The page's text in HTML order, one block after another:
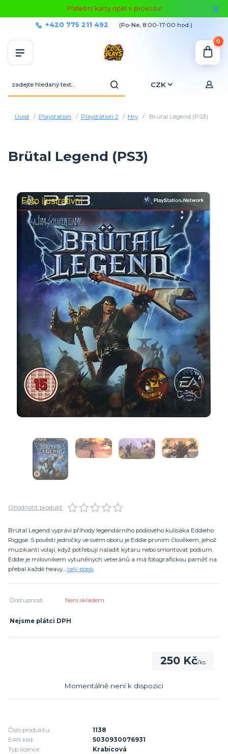
Platební karty opět v provozu!
CZK
+420 775 211 492 (Po-Ne, 8:00-17:00 hod.)
0
Úvod Playstation Playstation 2 Hry Brütal Legend (PS3)
Brütal Legend (PS3)
Ohodnotit produkt
Brütal Legend vypráví příhody legendárního pódiového kulisáka Eddieho
Riggse. S pověstí jedničky ve svém oboru je Eddie prvním člověkem, jehož
muzikanti volají, když potřebují naladit kytaru nebo smontovat pódium.
Eddie je milovníkem vytuněných veteránů a má fotografickou paměť na
přebal každé heavy... celý popis
Dostupnost Není skladem
Nejsme plátci DPH
250 Kč/ks
Momentálně není k dispozici
Číslo produktu:
1138
EAN kód:
5030930076931
Typ licence:
Krabicová